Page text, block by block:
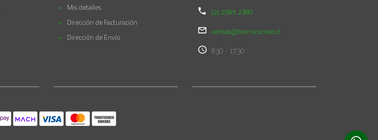
Mis detalles
Dirección de Facturación
Dirección de Envío
(2) 2585 2380
ventas@tecnocomae.cl
8:30 - 17:30